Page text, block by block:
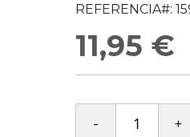
REFERENCIA#:
11,95 €
imágenes